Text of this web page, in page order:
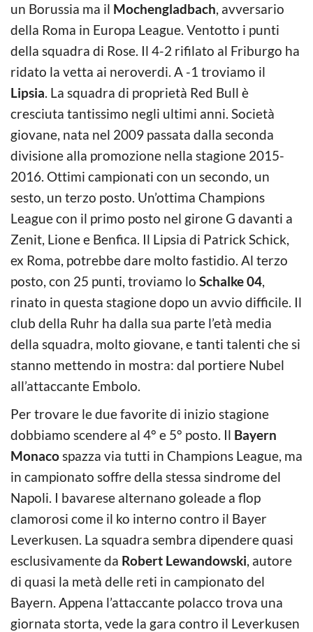
un Borussia ma il Mochengladbach, avversario
della Roma in Europa League. Ventotto i punti
della squadra di Rose. Il 4-2 rifilato al Friburgo ha
ridato la vetta ai neroverdi. A -1 troviamo il
Lipsia. La squadra di proprietà Red Bull è
cresciuta tantissimo negli ultimi anni. Società
giovane, nata nel 2009 passata dalla seconda
divisione alla promozione nella stagione 2015-
2016. Ottimi campionati con un secondo, un
sesto, un terzo posto. Un’ottima Champions
League con il primo posto nel girone G davanti a
Zenit, Lione e Benfica. Il Lipsia di Patrick Schick,
ex Roma, potrebbe dare molto fastidio. Al terzo
posto, con 25 punti, troviamo lo Schalke 04,
rinato in questa stagione dopo un avvio difficile. Il
club della Ruhr ha dalla sua parte l’età media
della squadra, molto giovane, e tanti talenti che si
stanno mettendo in mostra: dal portiere Nubel
all’attaccante Embolo.
Per trovare le due favorite di inizio stagione
dobbiamo scendere al 4° e 5° posto. Il Bayern
Monacospazza via tutti in Champions League, ma
in campionato soffre della stessa sindrome del
Napoli. I bavarese alternano goleade a flop
clamorosi come il ko interno contro il Bayer
Leverkusen. La squadra sembra dipendere quasi
esclusivamente da Robert Lewandowski, autore
di quasi la metà delle reti in campionato del
Bayern. Appena l’attaccante polacco trova una
giornata storta, vede la gara contro il Leverkusen